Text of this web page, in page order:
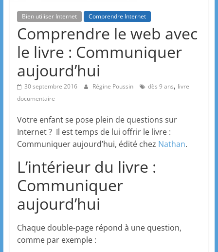
Bien utiliser Internet Comprendre Internet
Comprendre le web avec
le livre : Communiquer
aujourd’hui
30 septembre 2016 Régine Poussin dès 9 ans, livre
documentaire
Votre enfant se pose plein de questions sur
Internet ? Il est temps de lui offrir le livre :
Communiquer aujourd’hui, édité chez Nathan.
L’intérieur du livre :
Communiquer
aujourd’hui
Chaque double-page répond à une question,
comme par exemple :